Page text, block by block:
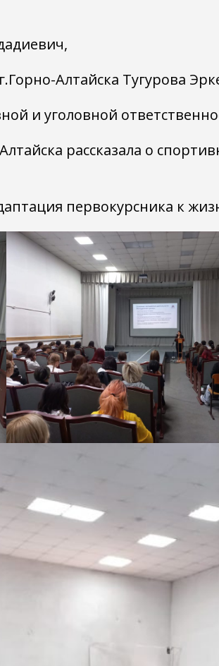
Алтайска Тугурова
и уголовной
рассказала о
первокурсника к